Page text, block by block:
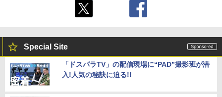
Special Site
「ドスパラTV」の配信現場に“PAD”撮影班が潜
入!人気の秘訣に迫る!!